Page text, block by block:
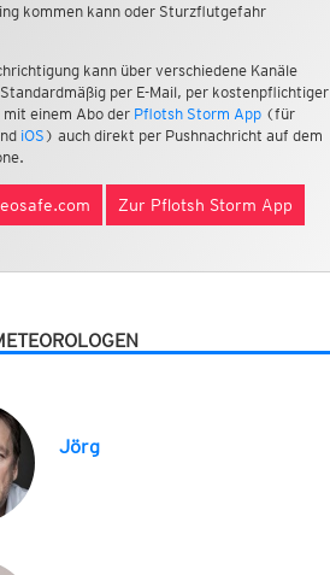
kommen kann oder Sturzflutgefahr
kann über verschiedene Kanäle
per E-Mail, per kostenpflichtiger
mit einem Abo der Pflotsh Storm App(für
iOS ) auch direkt per Pushnachricht auf dem
Zur Pflotsh Storm App
Jörg